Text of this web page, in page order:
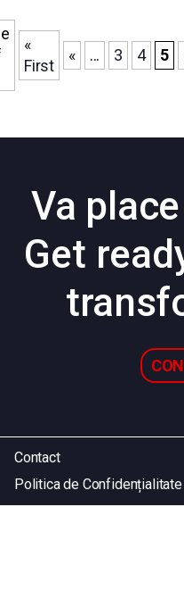
«
First
« ... 3 4 5
Va
Get
Contact
Politica de Confidențialitate